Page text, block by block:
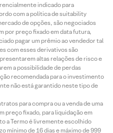
indicado para
com a política de suitability
de opções, são negociados
por preço fixado em data futura,
pagar um prêmio ao vendedor tal
com esses derivativos são
altas relações de risco e
a possibilidade de perdas
recomendada para o investimento
não está garantido neste tipo de
para compra ou a venda de uma
preço fixado, para liquidação em
a Termo é livremente escolhido
mínimo de 16 dias e máximo de 999